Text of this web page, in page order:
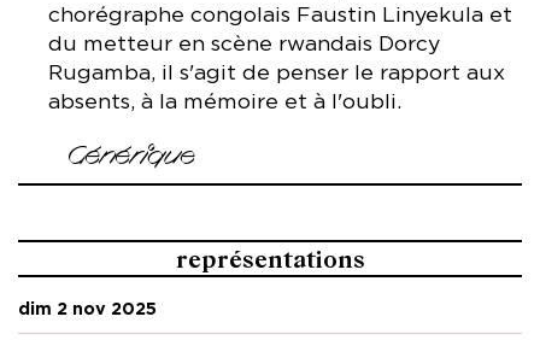
chorégraphe congolais Faustin Linyekula et
du metteur en scène rwandais Dorcy
Rugamba, il s'agit de penser le rapport aux
absents, à la mémoire et à l'oubli.
Générique
Texte de Dorcy Rugamba
Interprètes Dorcy Rugamba et Majnun
Régie Jules Niyonkuru
représentations
dim 2 nov 2025